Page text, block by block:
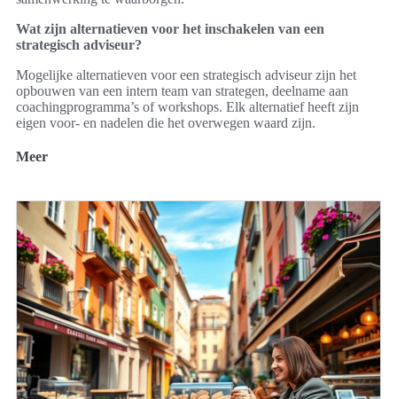
Wat zijn alternatieven voor het inschakelen van een
strategisch adviseur?
Mogelijke alternatieven voor een strategisch adviseur zijn het
opbouwen van een intern team van strategen, deelname aan
coachingprogramma’s of workshops. Elk alternatief heeft zijn
eigen voor- en nadelen die het overwegen waard zijn.
Meer